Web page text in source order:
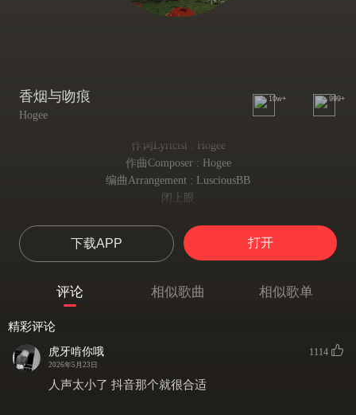
香烟与吻痕
Hogee
10w+ 999+
作词Lyricist : Hogee
作曲Composer : Hogee
编曲Arrangement : LusciousBB
闭上眼
放柜架暂时存温
在此刻
上天说
此刻此缘分断不绝
遗憾该 怎么去消解
下载APP 打开
评论 相似歌曲 相似歌单
精彩评论
虎牙啃你哦
2026年5月23日
1114
人声太小了 抖音那个就很合适